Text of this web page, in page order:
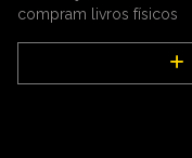
compram livros físicos